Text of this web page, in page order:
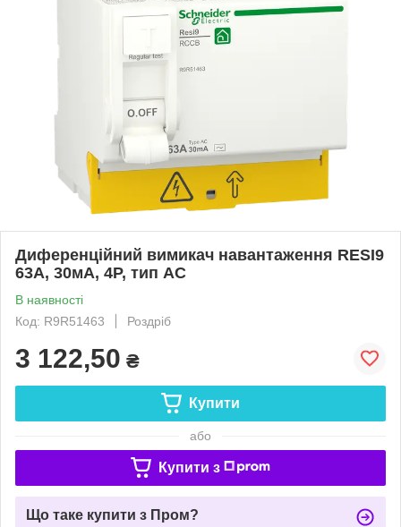
Диференційний вимикач навантаження RESI9
63A, 30мA, 4P, тип АС
В наявності
Код: R9R51463
Роздріб
3 122,50 ₴
Купити
або
Купити з
Що таке купити з Пром?